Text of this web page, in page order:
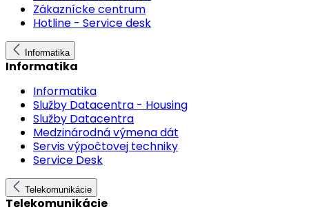
Zákaznícke centrum
Hotline - Service desk
Informatika
Informatika
Informatika
Služby Datacentra - Housing
Služby Datacentra
Medzinárodná výmena dát
Servis výpočtovej techniky
Service Desk
Telekomunikácie
Telekomunikácie